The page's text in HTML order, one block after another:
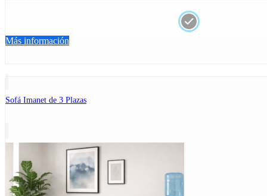
Más información
Sofá Imanet de 3 Plazas